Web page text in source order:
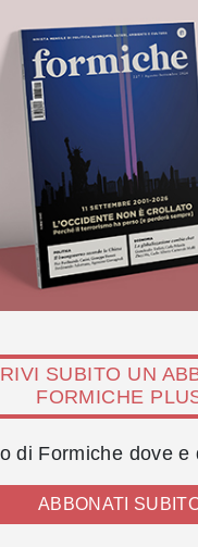
SUBITO UN
FORMICHE
di Formiche dove e
ABBONATI